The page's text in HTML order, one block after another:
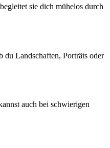
sie dich mühelos durch
Landschaften, Porträts oder
auch bei schwierigen